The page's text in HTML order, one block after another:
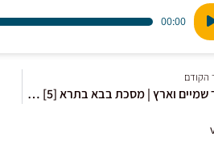
00:00
הקודם
חיבור שמיים וארץ | מסכת בבא בתרא [5] אגדות רבה בר בר חנה